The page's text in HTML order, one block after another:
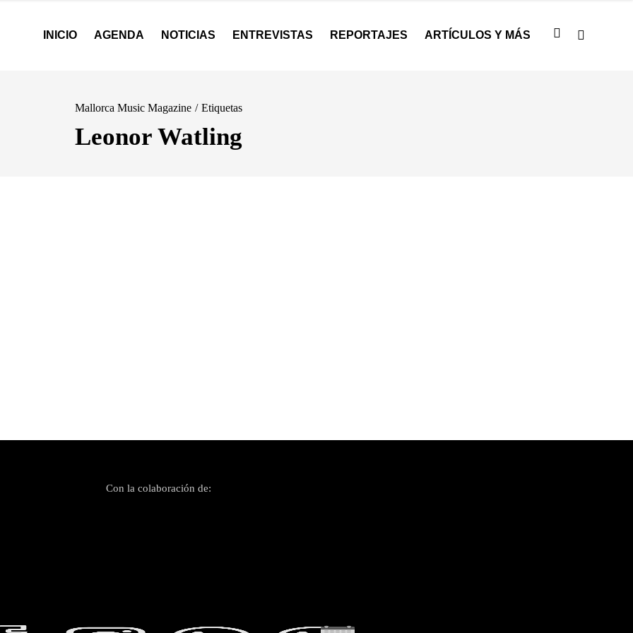
INICIO AGENDA NOTICIAS ENTREVISTAS REPORTAJES ARTÍCULOS Y MÁS
Mallorca Music Magazine / Etiquetas
Leonor Watling
Con la colaboración de: